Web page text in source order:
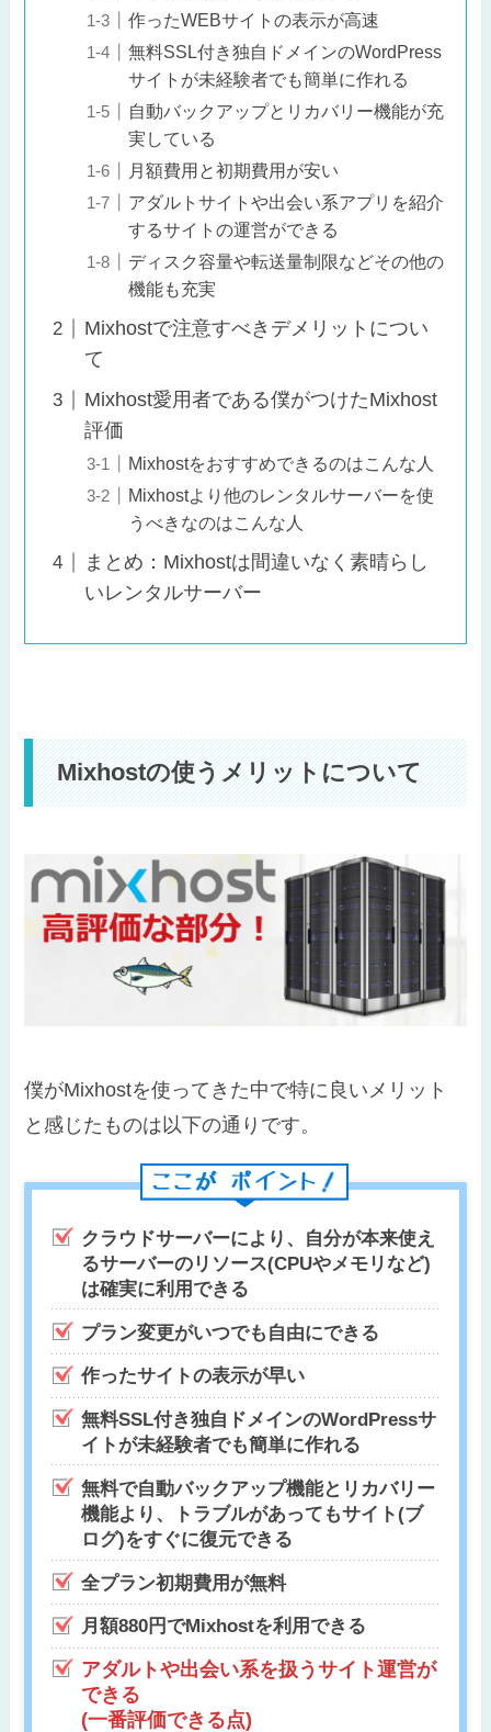
作ったWEBサイトの表示が高速
無料SSL付き独自ドメインのWordPress
サイトが未経験者でも簡単に作れる
自動バックアップとリカバリー機能が充
実している
月額費用と初期費用が安い
アダルトサイトや出会い系アプリを紹介
するサイトの運営ができる
ディスク容量や転送量制限などその他の
機能も充実
Mixhostで注意すべきデメリットについ
て
Mixhost愛用者である僕がつけたMixhost
評価
Mixhostをおすすめできるのはこんな人
Mixhostより他のレンタルサーバーを使
うべきなのはこんな人
まとめ：Mixhostは間違いなく素晴らし
いレンタルサーバー
Mixhostの使うメリットについて
僕がMixhostを使ってきた中で特に良いメリット
と感じたものは以下の通りです。
クラウドサーバーにより、自分が本来使え
るサーバーのリソース(CPUやメモリなど)
は確実に利用できる
プラン変更がいつでも自由にできる
作ったサイトの表示が早い
無料SSL付き独自ドメインのWordPressサ
イトが未経験者でも簡単に作れる
無料で自動バックアップ機能とリカバリー
機能より、トラブルがあってもサイト(ブ
ログ)をすぐに復元できる
全プラン初期費用が無料
月額880円でMixhostを利用できる
アダルトや出会い系を扱うサイト運営が
できる
(一番評価できる点)